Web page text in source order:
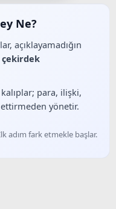
Ne?
açıklayamadığın
çekirdek
para, ilişki,
ettirmeden yönetir.
adım fark etmekle başlar.